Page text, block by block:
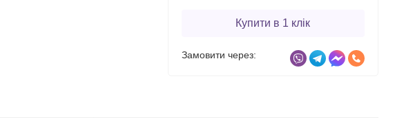
Купити в 1 клік
Замовити через: